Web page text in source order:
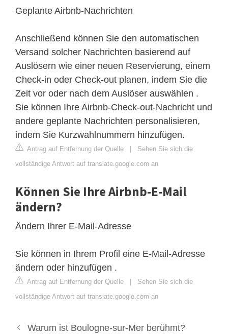
Geplante Airbnb-Nachrichten
Anschließend können Sie den automatischen
Versand solcher Nachrichten basierend auf
Auslösern wie einer neuen Reservierung, einem
Check-in oder Check-out planen, indem Sie die
Zeit vor oder nach dem Auslöser auswählen .
Sie können Ihre Airbnb-Check-out-Nachricht und
andere geplante Nachrichten personalisieren,
indem Sie Kurzwahlnummern hinzufügen.
Antrag auf Entfernung der Quelle | Sehen Sie sich die
vollständige Antwort auf translate.google.com an
Können Sie Ihre Airbnb-E-Mail
ändern?
Ändern Ihrer E-Mail-Adresse
Sie können in Ihrem Profil eine E-Mail-Adresse
ändern oder hinzufügen .
Antrag auf Entfernung der Quelle | Sehen Sie sich die
vollständige Antwort auf translate.google.com an
Warum ist Boulogne-sur-Mer berühmt?